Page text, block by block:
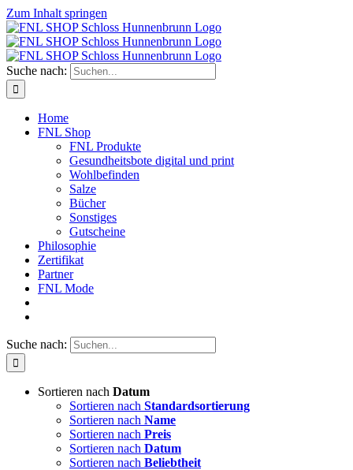
Zum Inhalt springen
Suche nach:
Home
FNL Shop
FNL Produkte
Gesundheitsbote digital und print
Wohlbefinden
Salze
Bücher
Sonstiges
Gutscheine
Philosophie
Zertifikat
Partner
FNL Mode
Suche nach:
Sortieren nach Datum
Sortieren nach Standardsortierung
Sortieren nach Name
Sortieren nach Preis
Sortieren nach Datum
Sortieren nach Beliebtheit